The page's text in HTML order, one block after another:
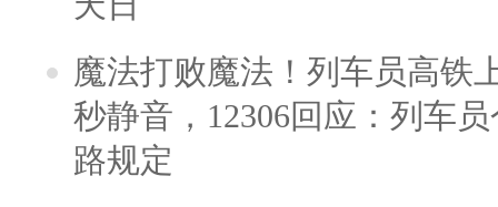
魔法打败魔法！列车员高铁
秒静音，12306回应：列车
路规定